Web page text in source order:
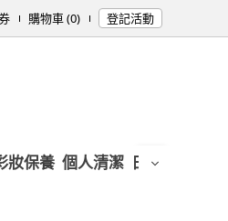
購物車 (0) 登記活動
妝保養 個人清潔 日用/紙品